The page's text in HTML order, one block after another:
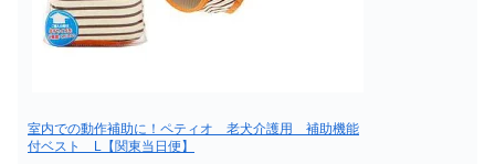
室内での動作補助に！ペティオ 老犬介護用 補助機能
付ベスト L【関東当日便】